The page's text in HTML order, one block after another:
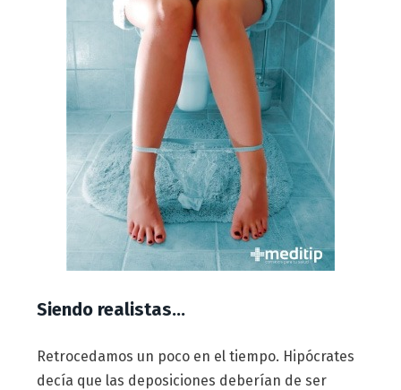
Siendo realistas…
Retrocedamos un poco en el tiempo. Hipócrates
decía que las deposiciones deberían de ser